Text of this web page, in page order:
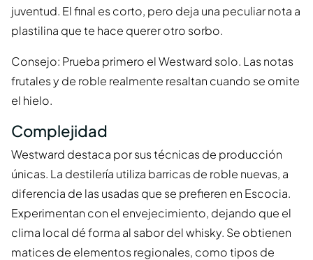
juventud. El final es corto, pero deja una peculiar nota a
plastilina que te hace querer otro sorbo.
Consejo: Prueba primero el Westward solo. Las notas
frutales y de roble realmente resaltan cuando se omite
el hielo.
Complejidad
Westward destaca por sus técnicas de producción
únicas. La destilería utiliza barricas de roble nuevas, a
diferencia de las usadas que se prefieren en Escocia.
Experimentan con el envejecimiento, dejando que el
clima local dé forma al sabor del whisky. Se obtienen
matices de elementos regionales, como tipos de